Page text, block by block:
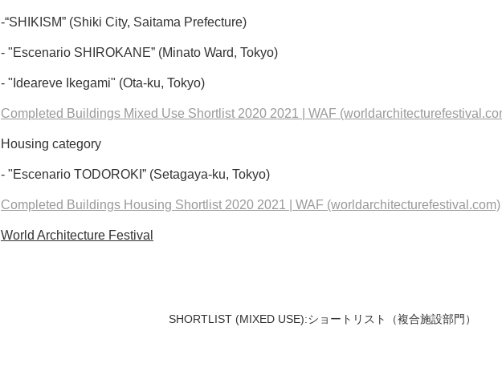
-“SHIKISM” (Shiki City, Saitama Prefecture)
- "Escenario SHIROKANE” (Minato Ward, Tokyo)
- "Ideareve Ikegami" (Ota-ku, Tokyo)
Completed Buildings Mixed Use Shortlist 2020 2021 | WAF
Housing category
- "Escenario TODOROKI” (Setagaya-ku, Tokyo)
Completed Buildings Housing Shortlist 2020 2021 | WAF (worldarchitecturefestival.com)
World Architecture Festival
SHORTLIST (MIXED USE):ショートリスト（複合施設部門）